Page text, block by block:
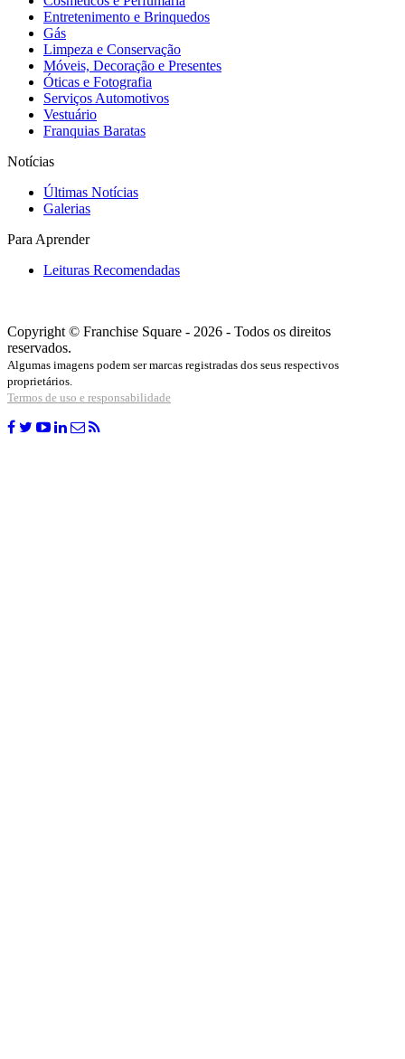
Entretenimento e Brinquedos
Gás
Limpeza e Conservação
Móveis, Decoração e Presentes
Óticas e Fotografia
Serviços Automotivos
Vestuário
Franquias Baratas
Notícias
Últimas Notícias
Galerias
Para Aprender
Leituras Recomendadas
Copyright © Franchise Square - 2026 - Todos os direitos
reservados.
Algumas imagens podem ser marcas registradas dos seus respectivos
proprietários.
Termos de uso e responsabilidade